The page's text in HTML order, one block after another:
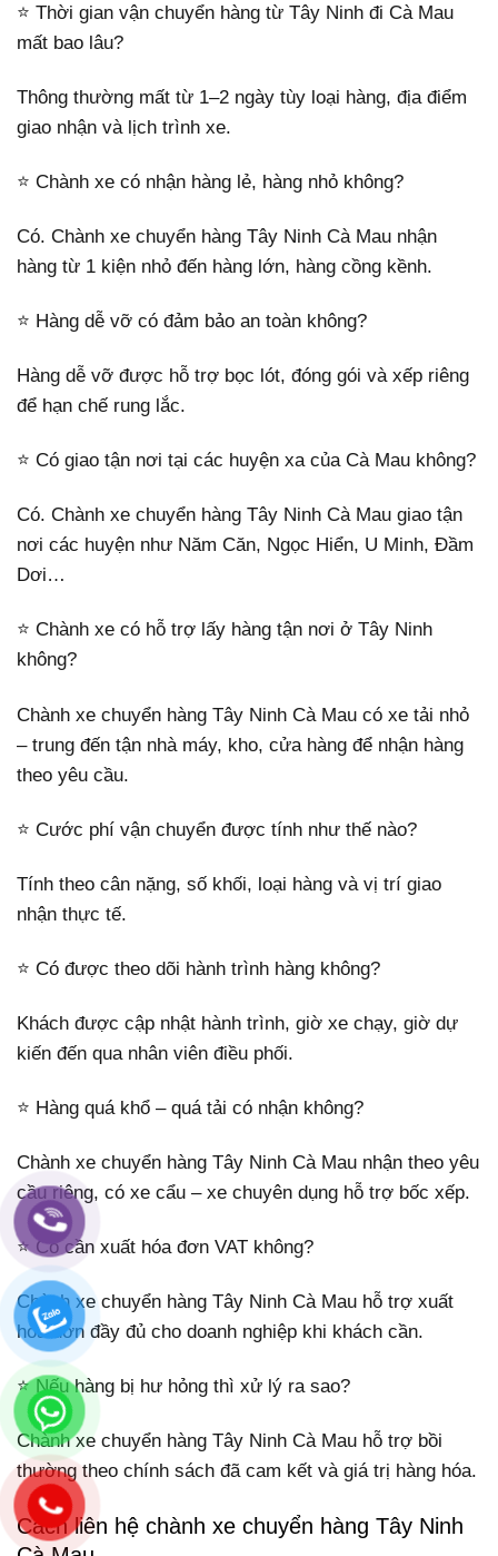
⭐ Thời gian vận chuyển hàng từ Tây Ninh đi Cà Mau
mất bao lâu?
Thông thường mất từ 1–2 ngày tùy loại hàng, địa điểm
giao nhận và lịch trình xe.
⭐ Chành xe có nhận hàng lẻ, hàng nhỏ không?
Có. Chành xe chuyển hàng Tây Ninh Cà Mau nhận
hàng từ 1 kiện nhỏ đến hàng lớn, hàng cồng kềnh.
⭐ Hàng dễ vỡ có đảm bảo an toàn không?
Hàng dễ vỡ được hỗ trợ bọc lót, đóng gói và xếp riêng
để hạn chế rung lắc.
⭐ Có giao tận nơi tại các huyện xa của Cà Mau không?
Có. Chành xe chuyển hàng Tây Ninh Cà Mau giao tận
nơi các huyện như Năm Căn, Ngọc Hiển, U Minh, Đầm
Dơi…
⭐ Chành xe có hỗ trợ lấy hàng tận nơi ở Tây Ninh
không?
Chành xe chuyển hàng Tây Ninh Cà Mau có xe tải nhỏ
– trung đến tận nhà máy, kho, cửa hàng để nhận hàng
theo yêu cầu.
⭐ Cước phí vận chuyển được tính như thế nào?
Tính theo cân nặng, số khối, loại hàng và vị trí giao
nhận thực tế.
⭐ Có được theo dõi hành trình hàng không?
Khách được cập nhật hành trình, giờ xe chạy, giờ dự
kiến đến qua nhân viên điều phối.
⭐ Hàng quá khổ – quá tải có nhận không?
Chành xe chuyển hàng Tây Ninh Cà Mau nhận theo yêu
cầu riêng, có xe cẩu – xe chuyên dụng hỗ trợ bốc xếp.
⭐ Có cần xuất hóa đơn VAT không?
Chành xe chuyển hàng Tây Ninh Cà Mau hỗ trợ xuất
hóa đơn đầy đủ cho doanh nghiệp khi khách cần.
⭐ Nếu hàng bị hư hỏng thì xử lý ra sao?
Chành xe chuyển hàng Tây Ninh Cà Mau hỗ trợ bồi
thường theo chính sách đã cam kết và giá trị hàng hóa.
Cách liên hệ chành xe chuyển hàng Tây Ninh